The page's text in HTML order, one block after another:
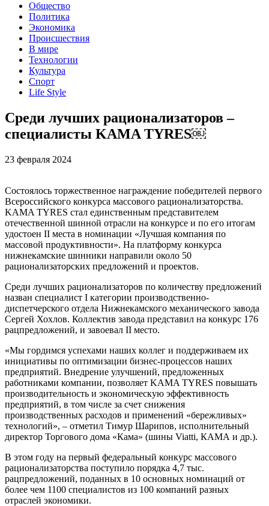
Общество
Политика
Экономика
Происшествия
В мире
Технологии
Культура
Спорт
Life Style
Среди лучших рационализаторов –
специалисты KAMA TYRES￼
23 февраля 2024
Состоялось торжественное награждение победителей первого
Всероссийского конкурса массового рационализаторства.
KAMA TYRES стал единственным представителем
отечественной шинной отрасли на конкурсе и по его итогам
удостоен II места в номинации «Лучшая компания по
массовой продуктивности». На платформу конкурса
нижнекамские шинники направили около 50
рационализаторских предложений и проектов.
Среди лучших рационализаторов по количеству предложений
назван специалист I категории производственно-
диспетчерского отдела Нижнекамского механического завода
Сергей Хохлов. Коллектив завода представил на конкурс 176
рацпредложений, и завоевал II место.
«Мы гордимся успехами наших коллег и поддерживаем их
инициативы по оптимизации бизнес-процессов наших
предприятий. Внедрение улучшений, предложенных
работниками компании, позволяет KAMA TYRES повышать
производительность и экономическую эффективность
предприятий, в том числе за счет снижения
производственных расходов и применений «бережливых»
технологий», – отметил Тимур Шарипов, исполнительный
директор Торгового дома «Кама» (шины Viatti, КАМА и др.).
В этом году на первый федеральный конкурс массового
рационализаторства поступило порядка 4,7 тыс.
рацпредложений, поданных в 10 основных номинаций от
более чем 1100 специалистов из 100 компаний разных
отраслей экономики.